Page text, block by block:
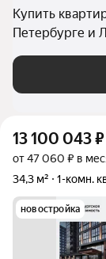
Купить
Петербурге и
13 100 043₽
от 47 060 ₽ в
34,3 м²
1-комн.
новостройка